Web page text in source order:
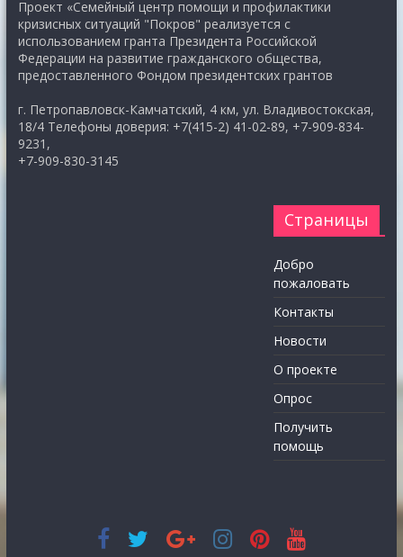
Проект «Семейный центр помощи и профилактики
кризисных ситуаций "Покров" реализуется с
использованием гранта Президента Российской
Федерации на развитие гражданского общества,
предоставленного Фондом президентских грантов
г. Петропавловск-Камчатский, 4 км, ул. Владивостокская,
18/4 Телефоны доверия: +7(415-2) 41-02-89, +7-909-834-
9231,
+7-909-830-3145
Страницы
Добро
пожаловать
Контакты
Новости
О проекте
Опрос
Получить
помощь